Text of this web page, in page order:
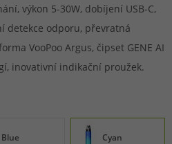
výkon 5-30W, dobíjení USB-C,
detekce odporu, převratná
VooPoo Argus, čipset GENE AI
inovativní indikační proužek.
Blue Cyan